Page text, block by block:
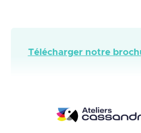
Télécharger notre